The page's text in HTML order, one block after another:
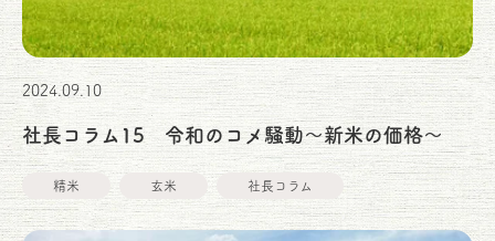
2024.09.10
社長コラム15 令和のコメ騒動～新米の価格～
精米 玄米 社長コラム